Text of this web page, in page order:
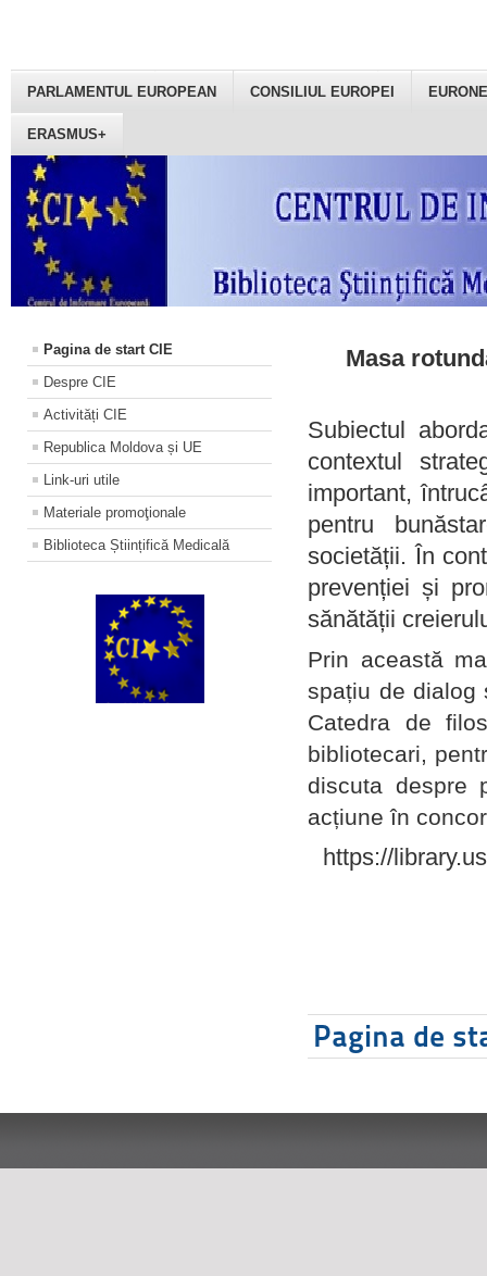
PARLAMENTUL EUROPEAN CONSILIUL EUROPEI
ERASMUS+
Pagina de start CIE
Despre CIE
Activități CIE
Republica Moldova și UE
Link-uri utile
Materiale promoţionale
Biblioteca Științifică Medicală
Masa
Subiectul
contextul
important,
pentru
societății. În
prevenției și
sănătății
Prin această
spațiu de dialog
Catedra de
bibliotecari,
discuta despre
acțiune în
https://
Pagina de